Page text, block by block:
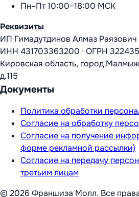
Пн–Пт 10:00–18:00 МСК
Реквизиты
ИП Гимадутдинов Алмаз Раязович
ИНН 431703363200 · ОГРН
Кировская область, город
д.115
Документы
Политика обработки
Согласие на обработку
Согласие на получение
форме рекламной рассылки)
Согласие на передачу
третьим лицам
© 2026 Франшиза Молл. Все